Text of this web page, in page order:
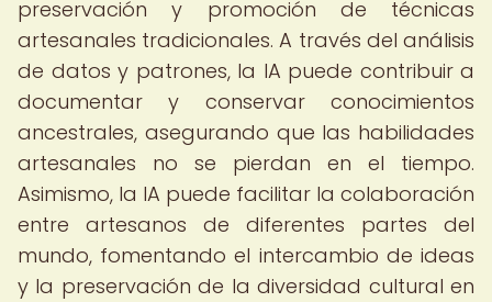
preservación y promoción de técnicas
artesanales tradicionales. A través del análisis
de datos y patrones, la IA puede contribuir a
documentar y conservar conocimientos
ancestrales, asegurando que las habilidades
artesanales no se pierdan en el tiempo.
Asimismo, la IA puede facilitar la colaboración
entre artesanos de diferentes partes del
mundo, fomentando el intercambio de ideas
y la preservación de la diversidad cultural en